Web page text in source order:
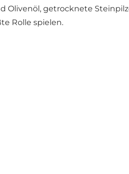
Olivenöl, getrocknete
Rolle spielen.